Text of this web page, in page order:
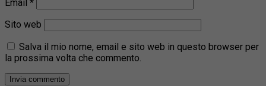
Email *
Sito web
Salva il mio nome, email e sito web in questo browser per
la prossima volta che commento.